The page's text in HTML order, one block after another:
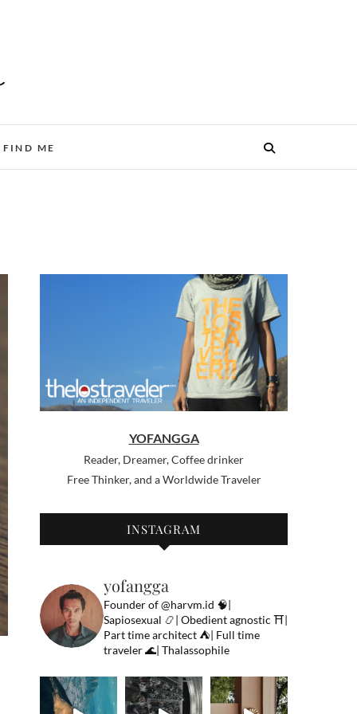
FIND ME
YOFANGGA
Reader, Dreamer, Coffee drinker
Free Thinker, and a Worldwide Traveler
INSTAGRAM
yofangga
Founder of @harvm.id 🧠|
Sapiosexual 📿| Obedient agnostic ⛩|
Part time architect ⛺️| Full time
traveler🌊| Thalassophile